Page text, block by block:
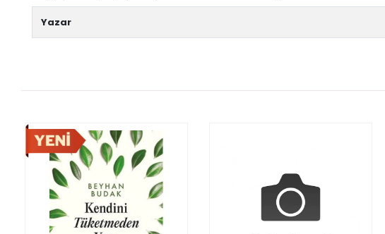
Yazar